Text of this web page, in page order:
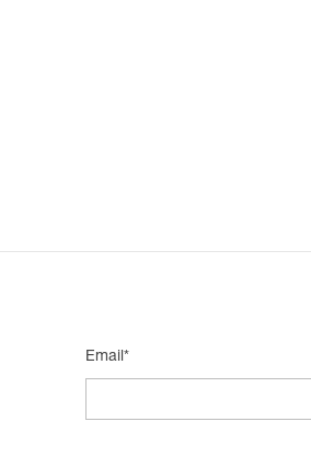
Email*